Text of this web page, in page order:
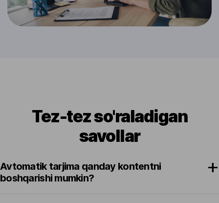
Tez-tez so'raladigan
savollar
Avtomatik tarjima qanday kontentni
boshqarishi mumkin?